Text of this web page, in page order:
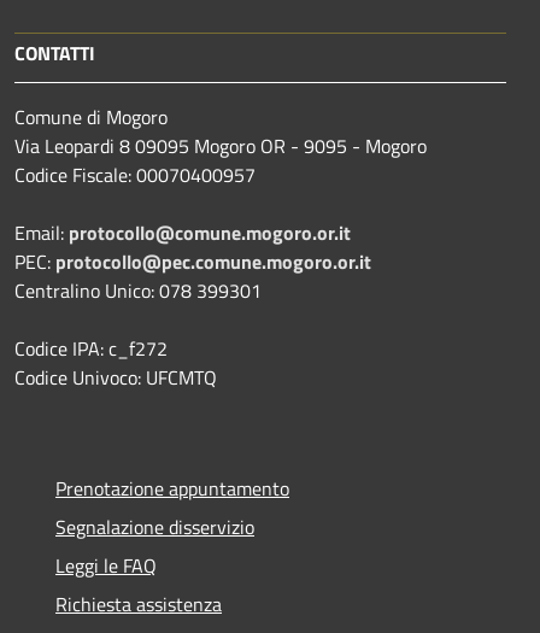
CONTATTI
Comune di Mogoro
Via Leopardi 8 09095 Mogoro OR - 9095 - Mogoro
Codice Fiscale: 00070400957
Email: protocollo@comune.mogoro.or.it
PEC: protocollo@pec.comune.mogoro.or.it
Centralino Unico: 078 399301
Codice IPA: c_f272
Codice Univoco: UFCMTQ
Prenotazione appuntamento
Segnalazione disservizio
Leggi le FAQ
Richiesta assistenza